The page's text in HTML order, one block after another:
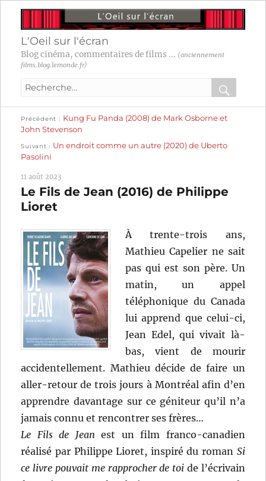
L'Oeil sur l'écran
Blog cinéma, commentaires de films ... (anciennement
films.blog.lemonde.fr)
Recherche
:
OK
Navigation
de
l’article
Précédent
précédente :
Kung Fu Panda (2008) de Mark Osborne et
John Stevenson
Suivant
suivante :
Un endroit comme un autre (2020) de Uberto
Pasolini
11 août 2023
Le Fils de Jean (2016) de Philippe
Lioret
À trente-trois ans,
Mathieu Capelier ne sait
pas qui est son père. Un
matin, un appel
téléphonique du Canada
lui apprend que celui-ci,
Jean Edel, qui vivait là-
bas, vient de mourir
accidentellement. Mathieu décide de faire un
aller-retour de trois jours à Montréal afin d’en
apprendre davantage sur ce géniteur qu’il n’a
jamais connu et rencontrer ses frères…
Le Fils de Jean est un film franco-canadien
réalisé par Philippe Lioret, inspiré du roman Si
ce livre pouvait me rapprocher de toi de l’écrivain